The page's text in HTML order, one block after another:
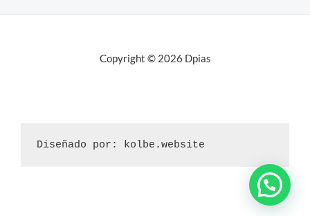
e
Copyright © 2026 Dpias
Diseñado por: kolbe.website